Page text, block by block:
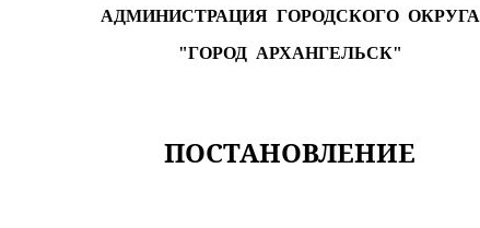
АДМИНИСТРАЦИЯ ГОРОДСКОГО ОКРУГА
"ГОРОД АРХАНГЕЛЬСК"
ПОСТАНОВЛЕНИЕ